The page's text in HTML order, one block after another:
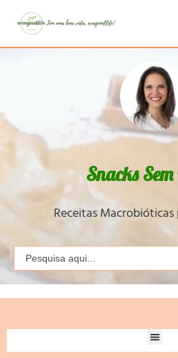
Snacks
Receitas
Search
for: